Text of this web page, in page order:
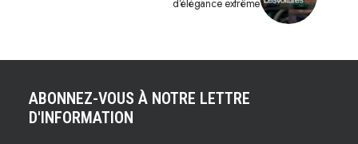
d’élégance extrême
ABONNEZ-VOUS À NOTRE LETTRE
D'INFORMATION